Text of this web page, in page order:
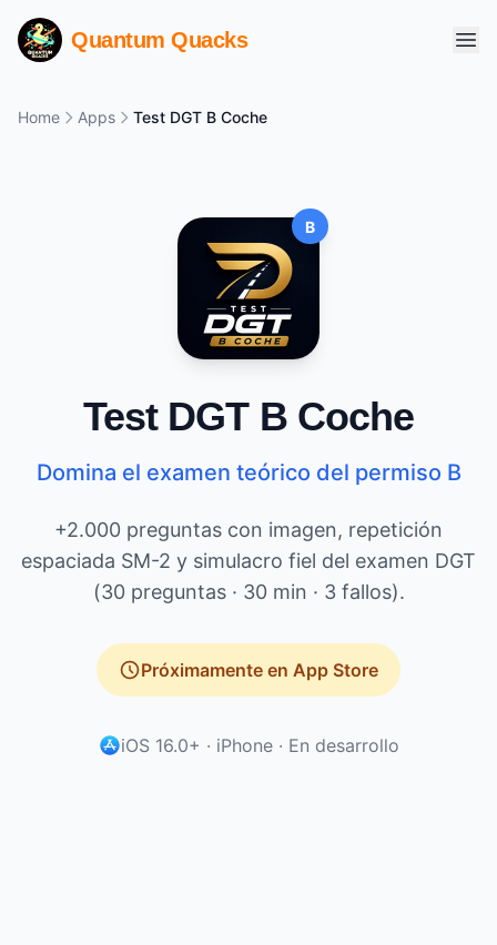
Quantum Quacks
Home Apps Test DGT B Coche
B
Test DGT B Coche
Domina el examen teórico del permiso B
+2.000 preguntas con imagen, repetición
espaciada SM-2 y simulacro fiel del examen DGT
(30 preguntas · 30 min · 3 fallos).
Próximamente en App Store
iOS 16.0+ · iPhone · En desarrollo